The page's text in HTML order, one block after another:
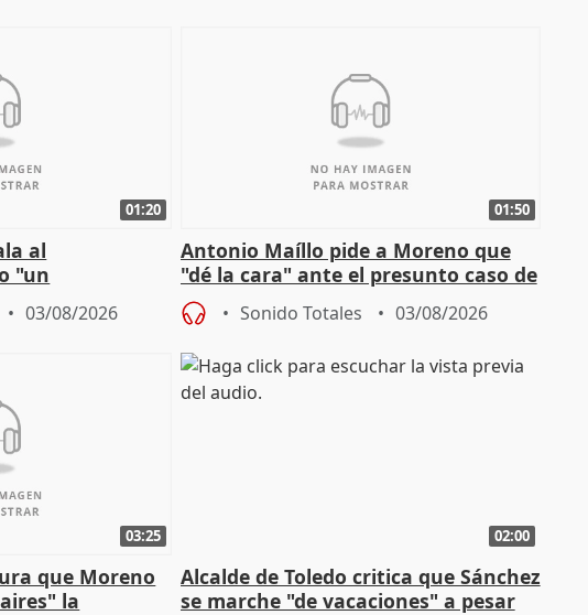
01:20
al
"un
viviendas de
03/08/2026
01:50
Antonio Maíllo pide a Moreno que
"dé la cara" ante el presunto caso de
acoso del CEO de ADM
Sonido Totales 03/08/2026
03:25
que Moreno
la
02:00
Alcalde de Toledo critica que Sánchez
se marche "de vacaciones" a pesar